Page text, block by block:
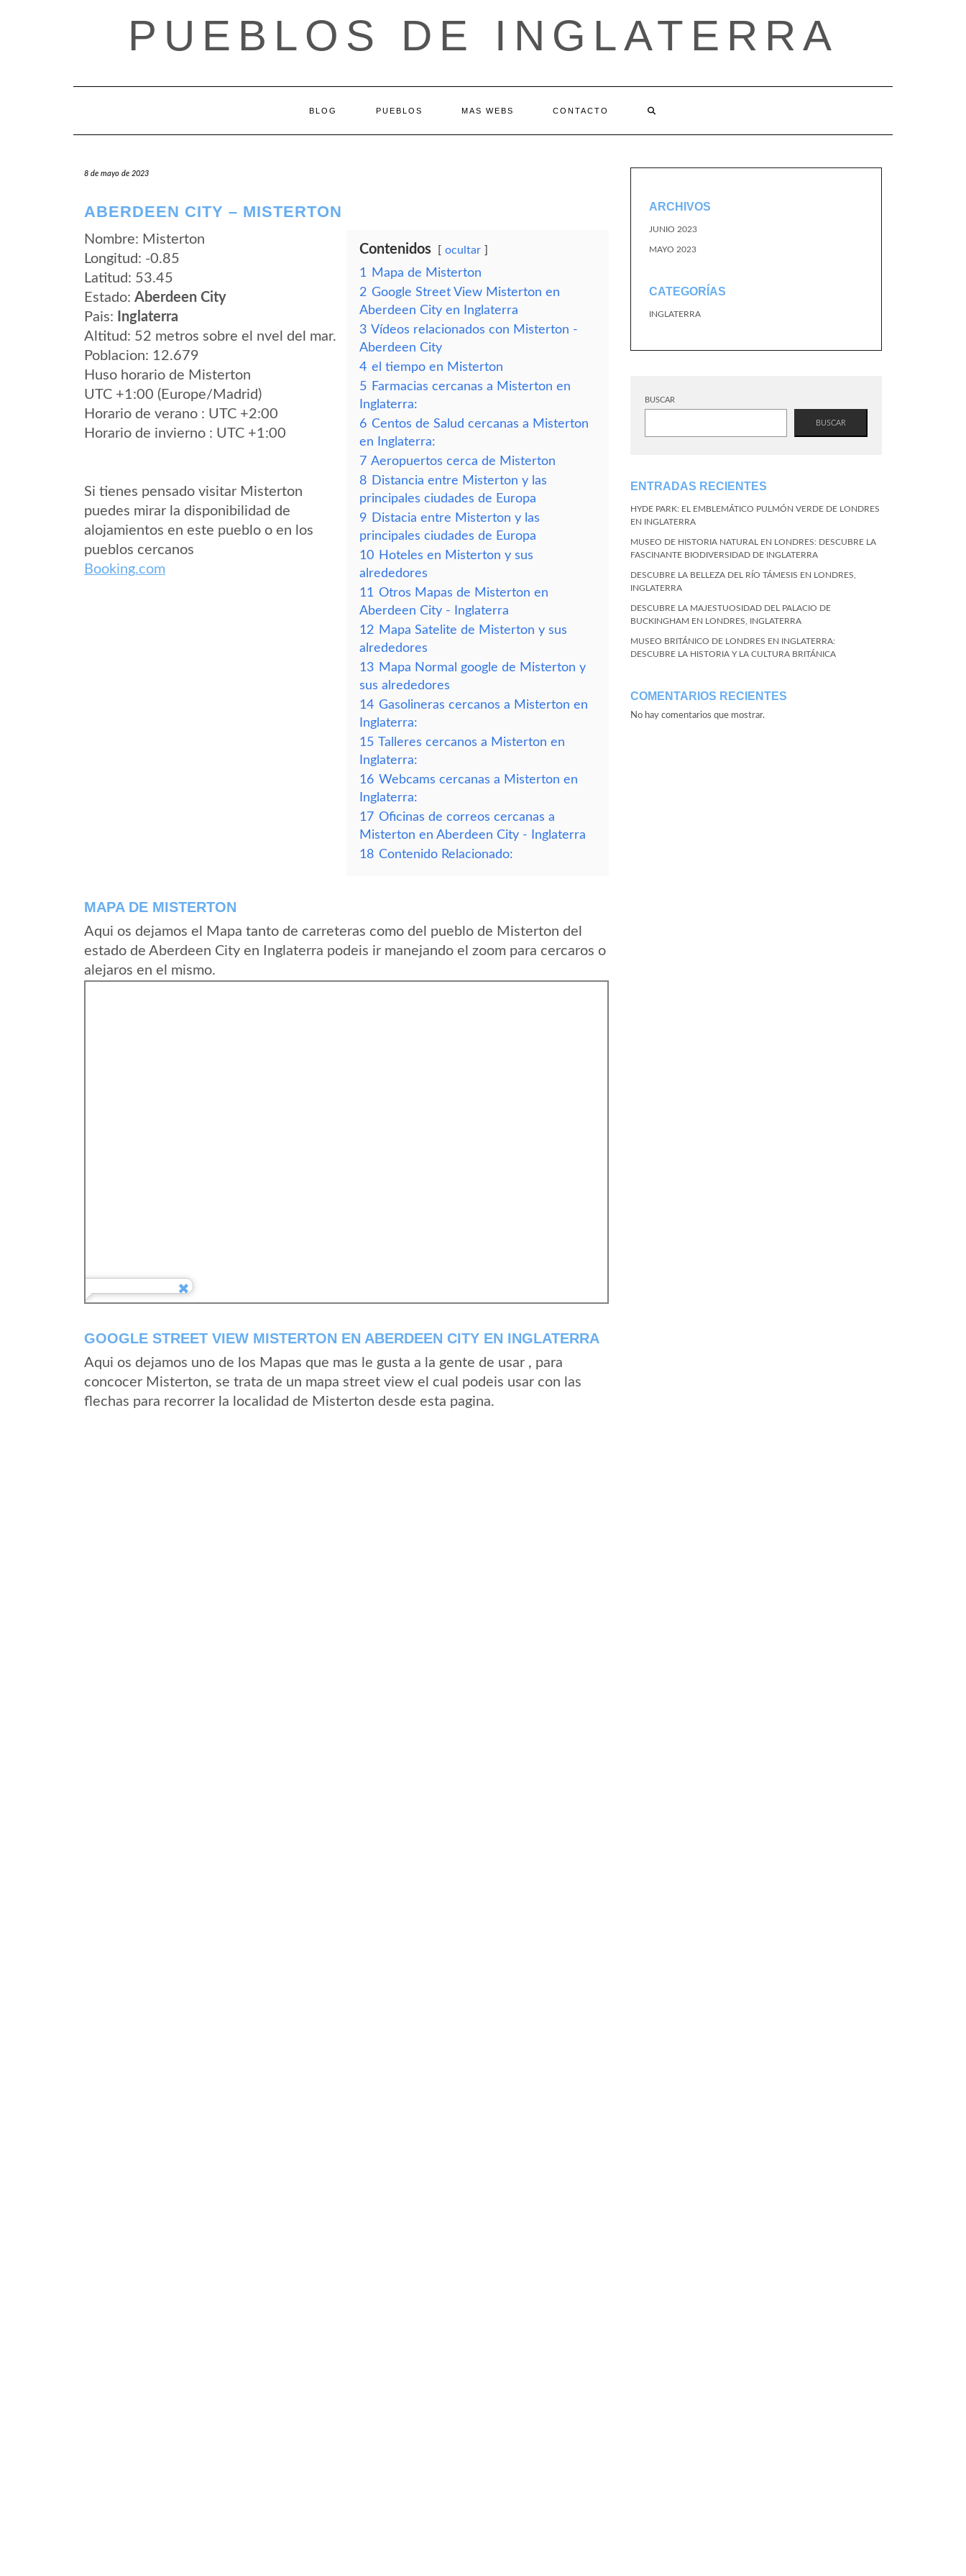
PUEBLOS DE INGLATERRA
BLOG PUEBLOS MAS WEBS CONTACTO
8 de mayo de 2023
ABERDEEN CITY – MISTERTON
Nombre: Misterton
Longitud: -0.85
Latitud: 53.45
Estado: Aberdeen City
Pais:
Inglaterra
Altitud: 52 metros sobre el nvel del mar.
Poblacion: 12.679
Huso horario de Misterton
UTC +1:00 (Europe/Madrid)
Horario de verano : UTC +2:00
Horario de invierno : UTC +1:00
Si tienes pensado visitar Misterton
puedes mirar la disponibilidad de
alojamientos en este pueblo o en los
pueblos cercanos
Booking.com
Contenidos ocultar
1
Mapa de Misterton
2 Google Street View Misterton en
Aberdeen City en Inglaterra
3 Vídeos relacionados con Misterton -
Aberdeen City
4 el tiempo en Misterton
5 Farmacias cercanas a Misterton en
Inglaterra:
6 Centos de Salud cercanas a Misterton
en Inglaterra:
7 Aeropuertos cerca de Misterton
8 Distancia entre Misterton y las
principales ciudades de Europa
9 Distacia entre Misterton y las
principales ciudades de Europa
10 Hoteles en Misterton y sus
alrededores
11 Otros Mapas de Misterton en
Aberdeen City - Inglaterra
12 Mapa Satelite de Misterton y sus
alrededores
13 Mapa Normal google de Misterton y
sus alrededores
14 Gasolineras cercanos a Misterton en
Inglaterra:
15 Talleres cercanos a Misterton en
Inglaterra:
16 Webcams cercanas a Misterton en
Inglaterra:
17 Oficinas de correos cercanas a
Misterton en Aberdeen City - Inglaterra
18 Contenido Relacionado:
MAPA DE MISTERTON
Aqui os dejamos el Mapa tanto de carreteras como del pueblo de Misterton del
estado de Aberdeen City en Inglaterra podeis ir manejando el zoom para cercaros o
alejaros en el mismo.
GOOGLE STREET VIEW MISTERTON EN ABERDEEN CITY EN INGLATERRA
Aqui os dejamos uno de los Mapas que mas le gusta a la gente de usar , para
concocer Misterton, se trata de un mapa street view el cual podeis usar con las
flechas para recorrer la localidad de Misterton desde esta pagina.
ARCHIVOS
JUNIO 2023
MAYO 2023
CATEGORÍAS
INGLATERRA
BUSCAR
BUSCAR
ENTRADAS RECIENTES
HYDE PARK: EL EMBLEMÁTICO PULMÓN VERDE DE LONDRES
EN INGLATERRA
MUSEO DE HISTORIA NATURAL EN LONDRES: DESCUBRE LA
FASCINANTE BIODIVERSIDAD DE INGLATERRA
DESCUBRE LA BELLEZA DEL RÍO TÁMESIS EN LONDRES,
INGLATERRA
DESCUBRE LA MAJESTUOSIDAD DEL PALACIO DE
BUCKINGHAM EN LONDRES, INGLATERRA
MUSEO BRITÁNICO DE LONDRES EN INGLATERRA:
DESCUBRE LA HISTORIA Y LA CULTURA BRITÁNICA
COMENTARIOS RECIENTES
No hay comentarios que mostrar.